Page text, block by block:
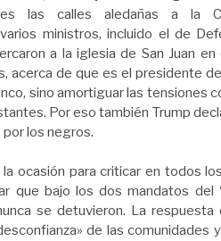
las calles aledañas a la
ministros, incluido el de
a la iglesia de San Juan en
acerca de que es el presidente
sino amortiguar las tensiones
Por eso también Trump
los negros.
ocasión para criticar en todos
que bajo los dos mandatos del
se detuvieron. La respuesta
de las comunidades